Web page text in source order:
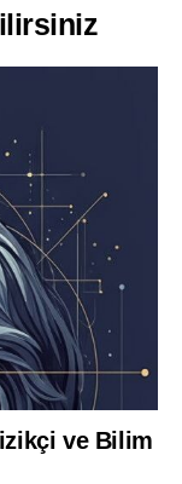
ve Bilim